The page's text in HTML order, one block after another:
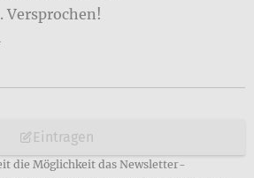
Versprochen!
Eintragen
die Möglichkeit das Newsletter-